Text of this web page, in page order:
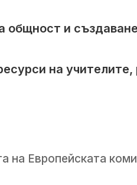
общност и
на
на Европейската